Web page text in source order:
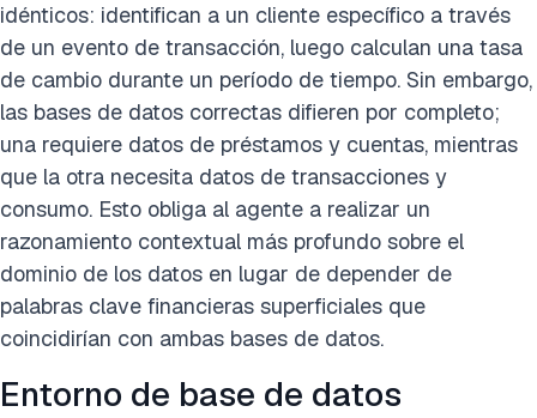
idénticos: identifican a un cliente específico a través
de un evento de transacción, luego calculan una tasa
de cambio durante un período de tiempo. Sin embargo,
las bases de datos correctas difieren por completo;
una requiere datos de préstamos y cuentas, mientras
que la otra necesita datos de transacciones y
consumo. Esto obliga al agente a realizar un
razonamiento contextual más profundo sobre el
dominio de los datos en lugar de depender de
palabras clave financieras superficiales que
coincidirían con ambas bases de datos.
Entorno de base de datos